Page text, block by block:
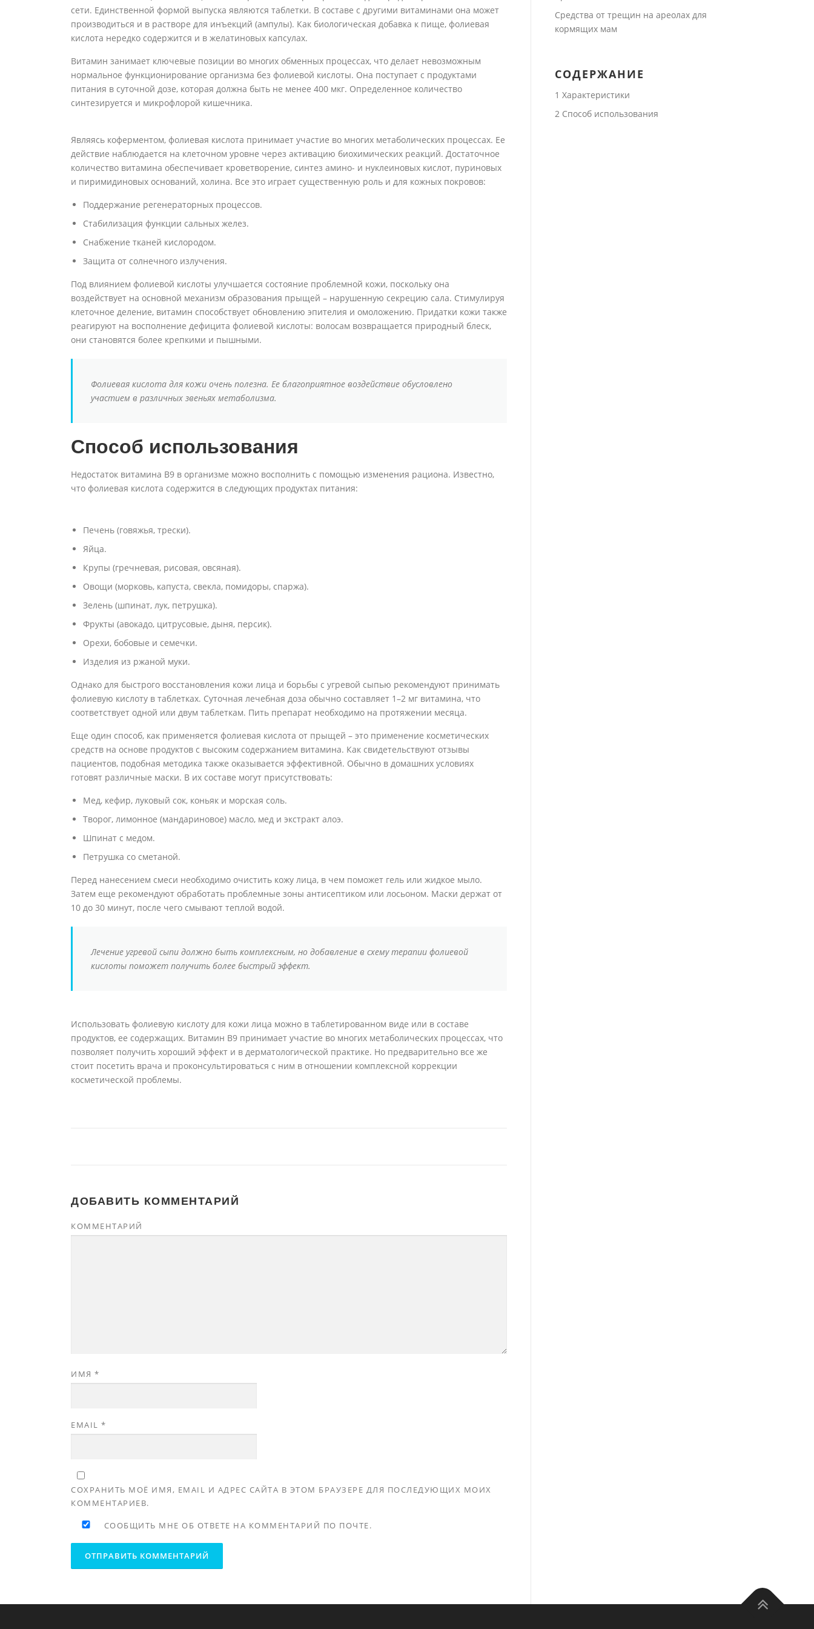
сети. Единственной формой выпуска являются таблетки. В составе с другими витаминами она может
производиться и в растворе для инъекций (ампулы). Как биологическая добавка к пище, фолиевая
кислота нередко содержится и в желатиновых капсулах.
Витамин занимает ключевые позиции во многих обменных процессах, что делает невозможным
нормальное функционирование организма без фолиевой кислоты. Она поступает с продуктами
питания в суточной дозе, которая должна быть не менее 400 мкг. Определенное количество
синтезируется и микрофлорой кишечника.
Являясь коферментом, фолиевая кислота принимает участие во многих метаболических процессах. Ее
действие наблюдается на клеточном уровне через активацию биохимических реакций. Достаточное
количество витамина обеспечивает кроветворение, синтез амино- и нуклеиновых кислот, пуриновых
и пиримидиновых оснований, холина. Все это играет существенную роль и для кожных покровов:
Поддержание регенераторных процессов.
Стабилизация функции сальных желез.
Снабжение тканей кислородом.
Защита от солнечного излучения.
Под влиянием фолиевой кислоты улучшается состояние проблемной кожи, поскольку она
воздействует на основной механизм образования прыщей – нарушенную секрецию сала. Стимулируя
клеточное деление, витамин способствует обновлению эпителия и омоложению. Придатки кожи также
реагируют на восполнение дефицита фолиевой кислоты: волосам возвращается природный блеск,
они становятся более крепкими и пышными.
Фолиевая кислота для кожи очень полезна. Ее благоприятное воздействие обусловлено
участием в различных звеньях метаболизма.
Способ использования
Недостаток витамина B9 в организме можно восполнить с помощью изменения рациона. Известно,
что фолиевая кислота содержится в следующих продуктах питания:
Печень (говяжья, трески).
Яйца.
Крупы (гречневая, рисовая, овсяная).
Овощи (морковь, капуста, свекла, помидоры, спаржа).
Зелень (шпинат, лук, петрушка).
Фрукты (авокадо, цитрусовые, дыня, персик).
Орехи, бобовые и семечки.
Изделия из ржаной муки.
Однако для быстрого восстановления кожи лица и борьбы с угревой сыпью рекомендуют принимать
фолиевую кислоту в таблетках. Суточная лечебная доза обычно составляет 1–2 мг витамина, что
соответствует одной или двум таблеткам. Пить препарат необходимо на протяжении месяца.
Еще один способ, как применяется фолиевая кислота от прыщей – это применение косметических
средств на основе продуктов с высоким содержанием витамина. Как свидетельствуют отзывы
пациентов, подобная методика также оказывается эффективной. Обычно в домашних условиях
готовят различные маски. В их составе могут присутствовать:
Мед, кефир, луковый сок, коньяк и морская соль.
Творог, лимонное (мандариновое) масло, мед и экстракт алоэ.
Шпинат с медом.
Петрушка со сметаной.
Перед нанесением смеси необходимо очистить кожу лица, в чем поможет гель или жидкое мыло.
Затем еще рекомендуют обработать проблемные зоны антисептиком или лосьоном. Маски держат от
10 до 30 минут, после чего смывают теплой водой.
Лечение угревой сыпи должно быть комплексным, но добавление в схему терапии фолиевой
кислоты поможет получить более быстрый эффект.
Использовать фолиевую кислоту для кожи лица можно в таблетированном виде или в составе
продуктов, ее содержащих. Витамин B9 принимает участие во многих метаболических процессах, что
позволяет получить хороший эффект и в дерматологической практике. Но предварительно все же
стоит посетить врача и проконсультироваться с ним в отношении комплексной коррекции
косметической проблемы.
ДОБАВИТЬ КОММЕНТАРИЙ
КОММЕНТАРИЙ
ИМЯ *
EMAIL *
СОХРАНИТЬ МОЁ ИМЯ, EMAIL И АДРЕС САЙТА В ЭТОМ БРАУЗЕРЕ ДЛЯ ПОСЛЕДУЮЩИХ МОИХ
КОММЕНТАРИЕВ.
СООБЩИТЬ МНЕ ОБ ОТВЕТЕ НА КОММЕНТАРИЙ ПО ПОЧТЕ.
Средства от трещин на ареолах для
кормящих мам
СОДЕРЖАНИЕ
1 Характеристики
2Способ использования